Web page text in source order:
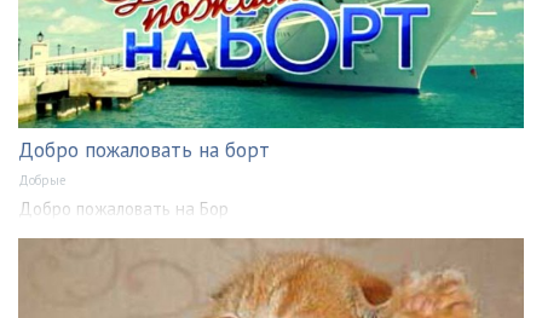
Добро пожаловать на борт
Добрые
Добро пожаловать на Бор